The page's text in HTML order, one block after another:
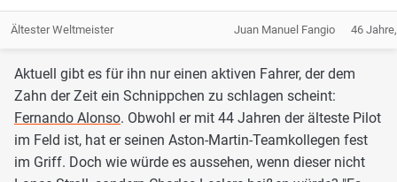
Ältester Weltmeister Juan Manuel Fangio 46
Aktuell gibt es für ihn nur einen aktiven Fahrer, der dem
Zahn der Zeit ein Schnippchen zu schlagen scheint:
Fernando Alonso. Obwohl er mit 44 Jahren der älteste Pilot
im Feld ist, hat er seinen Aston-Martin-Teamkollegen fest
im Griff. Doch wie würde es aussehen, wenn dieser nicht